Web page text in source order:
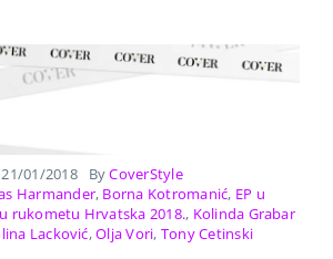
01/2018 ByCoverStyle
Harmander, Borna Kotromanić, EP u
rukometu Hrvatska 2018., Kolinda Grabar
Lacković,Olja Vori, Tony Cetinski